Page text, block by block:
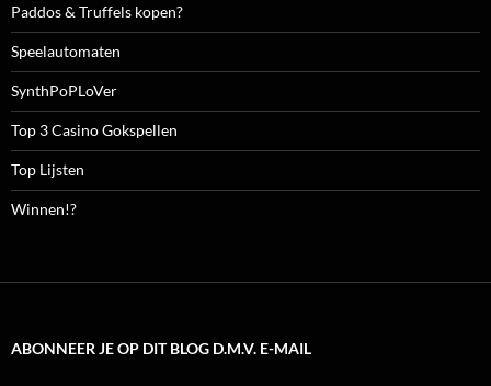
Paddos & Truffels kopen?
Speelautomaten
SynthPoPLoVer
Top 3 Casino Gokspellen
Top Lijsten
Winnen!?
ABONNEER JE OP DIT BLOG D.M.V. E-MAIL